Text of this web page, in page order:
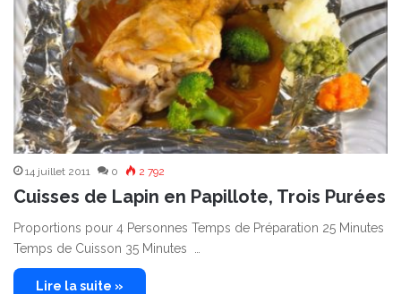
14 juillet 2011 0 2 792
Cuisses de Lapin en Papillote, Trois Purées
Proportions pour 4 Personnes Temps de Préparation 25 Minutes
Temps de Cuisson 35 Minutes …
Lire la suite »